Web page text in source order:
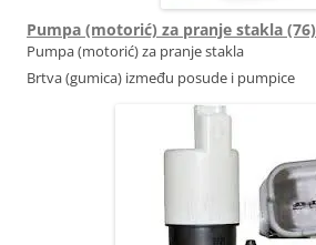
Pumpa (motorić) za pranje stakla (76)
Pumpa (motorić) za pranje stakla
Brtva (gumica) između posude i pumpice